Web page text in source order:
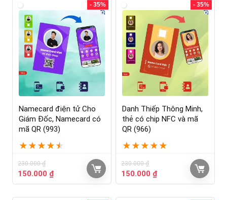
- 35%
Namecard điện tử Cho
Giám Đốc, Namecard có
mã QR (993)
★ ★ ★ ★ ★
230.000₫
150.000 ₫
- 35%
Danh Thiếp Thông Minh,
thẻ có chip NFC và mã
QR (966)
★ ★ ★ ★ ★
230.000₫
150.000 ₫